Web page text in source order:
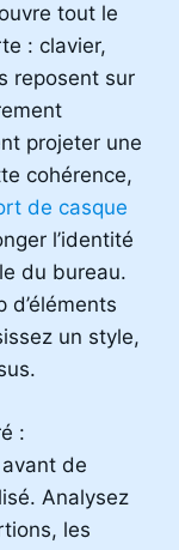
tout le
: clavier,
reposent sur
projeter une
cohérence,
de casque
l’identité
du bureau.
d’éléments
un style,
:
de
Analysez
les